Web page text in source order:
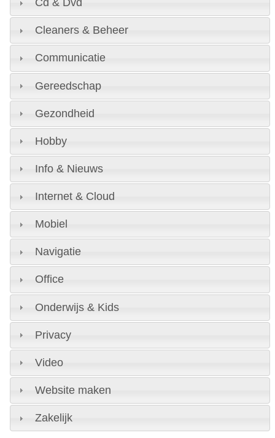
Cd & Dvd
Cleaners & Beheer
Communicatie
Gereedschap
Gezondheid
Hobby
Info & Nieuws
Internet & Cloud
Mobiel
Navigatie
Office
Onderwijs & Kids
Privacy
Video
Website maken
Zakelijk